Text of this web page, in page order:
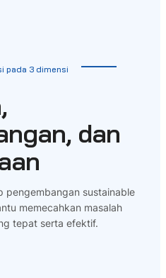
pada 3 dimensi
dan
pengembangan sustainable
memecahkan masalah
tepat serta efektif.